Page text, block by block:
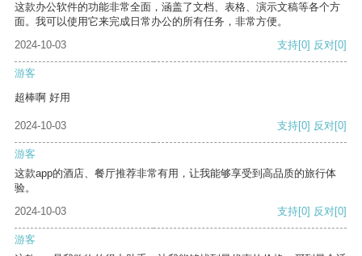
这款办公软件的功能非常全面，涵盖了文档、表格、演示文稿等各个方
面。我可以使用它来完成日常办公的所有任务，非常方便。
2024-10-03
支持[0] 反对[0]
游客
超棒啊 好用
2024-10-03 支持[0] 反对[0]
游客
这款app的酒店、餐厅推荐非常有用，让我能够享受到高品质的旅行体
验。
2024-10-03
支持[0] 反对[0]
游客